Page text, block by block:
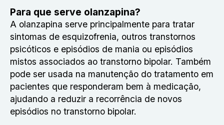
Para que serve olanzapina?
A olanzapina serve principalmente para tratar
sintomas de esquizofrenia, outros transtornos
psicóticos e episódios de mania ou episódios
mistos associados ao transtorno bipolar. Também
pode ser usada na manutenção do tratamento em
pacientes que responderam bem à medicação,
ajudando a reduzir a recorrência de novos
episódios no transtorno bipolar.